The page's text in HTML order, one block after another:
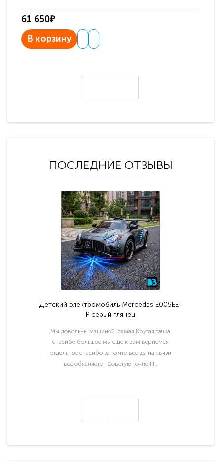
61 650₽
В корзину
ПОСЛЕДНИЕ ОТЗЫВЫ
Детский электромобиль Mercedes E005EE-
P серый глянец
Мы довольны машиной !самая Крутая тачка
спасибо большое!мы ещё к вам вернемся
отдельное спасибо за то что всегда на связи
все обясняете ! Советую точно !!!..